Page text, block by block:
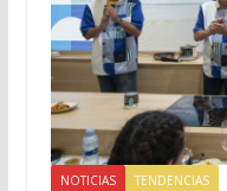
NOTICIAS TENDENCIAS